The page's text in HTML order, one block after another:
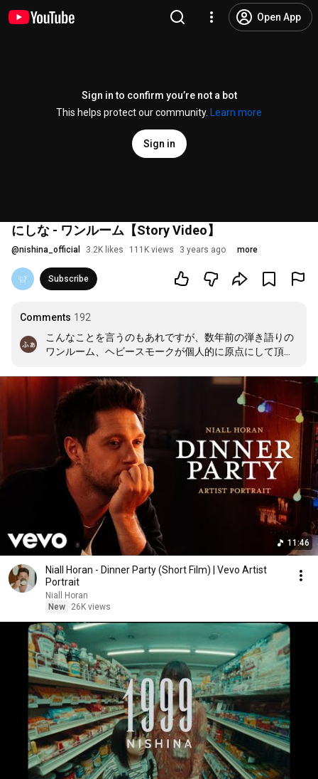
Open App
Sign in to confirm you’re not a bot
This helps protect our community.
Learn more
Sign in
にしな - ワンルーム【Story Video】
@nishina_official 3.2K likes 111K views 3 years ago more
Subscribe
Comments 192
こんなことを言うのもあれですが、数年前の弾き語りの
ワンルーム、ヘビースモークが個人的に原点にして頂点
11:46
Niall Horan - Dinner Party (Short Film) | Vevo Artist
Portrait
Niall Horan
New
26K views